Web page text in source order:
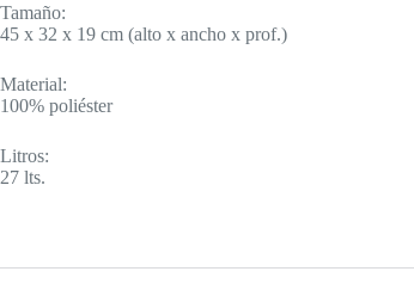
Tamaño:
45 x 32 x 19 cm (alto x ancho x prof.)
Material:
100% poliéster
Litros:
27 lts.